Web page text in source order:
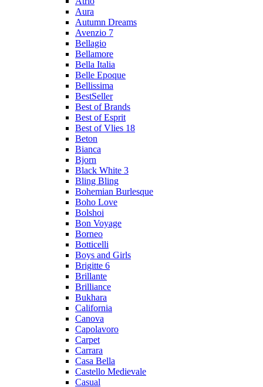
Aura
Autumn Dreams
Avenzio 7
Bellagio
Bellamore
Bella Italia
Belle Epoque
Bellissima
BestSeller
Best of Brands
Best of Esprit
Best of Vlies 18
Beton
Bianca
Bjorn
Black White 3
Bling Bling
Bohemian Burlesque
Boho Love
Bolshoi
Bon Voyage
Borneo
Botticelli
Boys and Girls
Brigitte 6
Brillante
Brilliance
Bukhara
California
Canova
Capolavoro
Carpet
Carrara
Casa Bella
Castello Medievale
Casual